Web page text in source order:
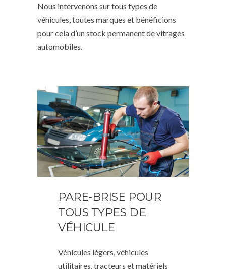
Nous intervenons sur tous types de
véhicules, toutes marques et bénéficions
pour cela d’un stock permanent de vitrages
automobiles.
PARE-BRISE POUR
TOUS TYPES DE
VÉHICULE
Véhicules légers, véhicules
utilitaires, tracteurs et matériels